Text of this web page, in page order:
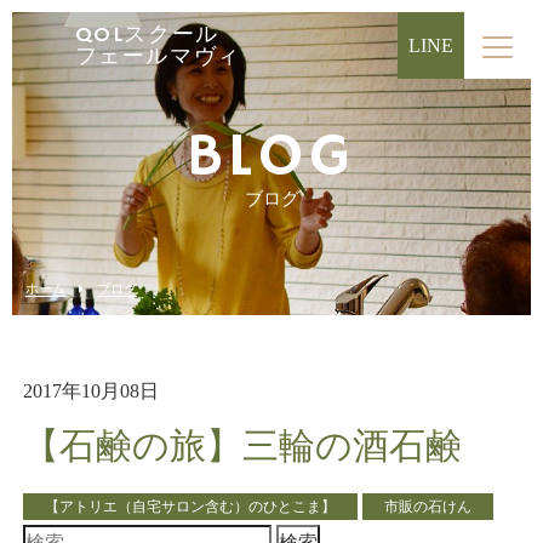
QOLスクール
フェールマヴィ
LINE
BLOG
ブログ
ホーム ブログ
2017年10月08日
【石鹸の旅】三輪の酒石鹸
【アトリエ（自宅サロン含む）のひとこま】 市販の石けん
検